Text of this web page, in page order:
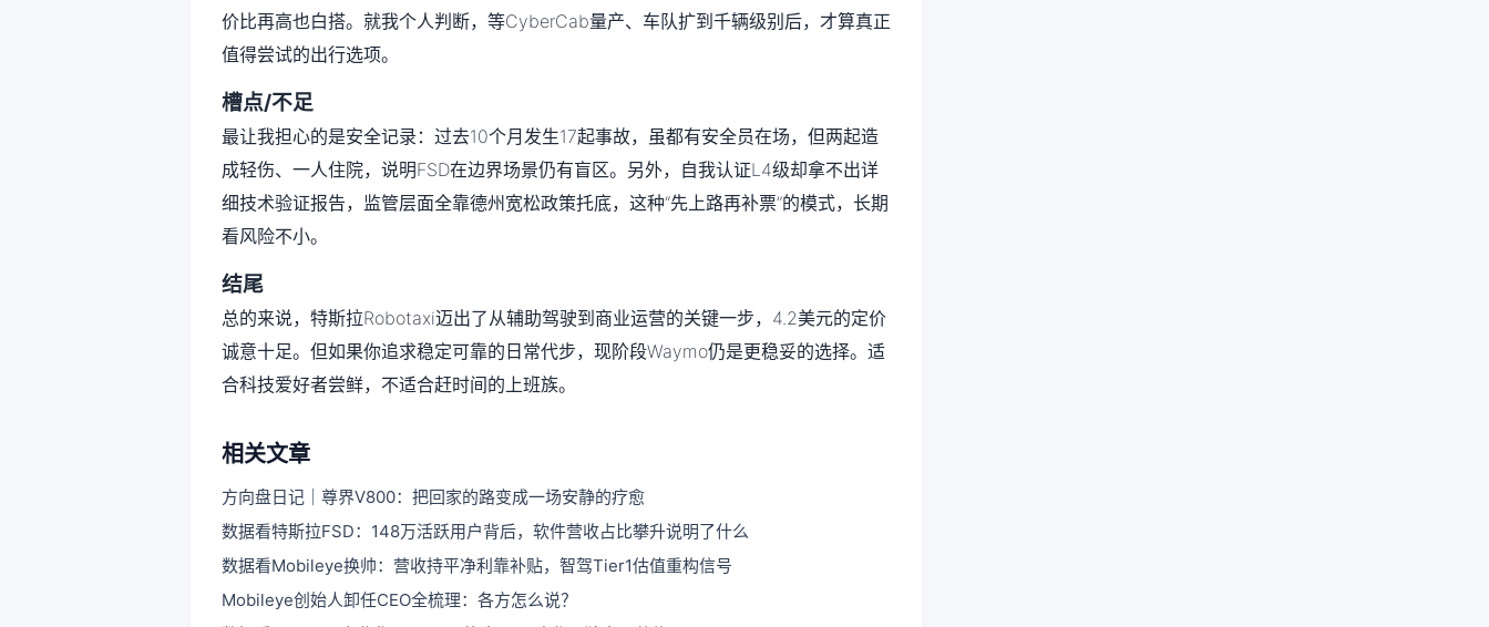
价比再高也白搭。就我个人判断，等CyberCab量产、车队扩到千辆级别后，才算真正
值得尝试的出行选项。
槽点/不足
最让我担心的是安全记录：过去10个月发生17起事故，虽都有安全员在场，但两起造
成轻伤、一人住院，说明FSD在边界场景仍有盲区。另外，自我认证L4级却拿不出详
细技术验证报告，监管层面全靠德州宽松政策托底，这种“先上路再补票”的模式，长期
看风险不小。
结尾
总的来说，特斯拉Robotaxi迈出了从辅助驾驶到商业运营的关键一步，4.2美元的定价
诚意十足。但如果你追求稳定可靠的日常代步，现阶段Waymo仍是更稳妥的选择。适
合科技爱好者尝鲜，不适合赶时间的上班族。
相关文章
方向盘日记｜尊界V800：把回家的路变成一场安静的疗愈
数据看特斯拉FSD：148万活跃用户背后，软件营收占比攀升说明了什么
数据看Mobileye换帅：营收持平净利靠补贴，智驾Tier1估值重构信号
Mobileye创始人卸任CEO全梳理：各方怎么说？